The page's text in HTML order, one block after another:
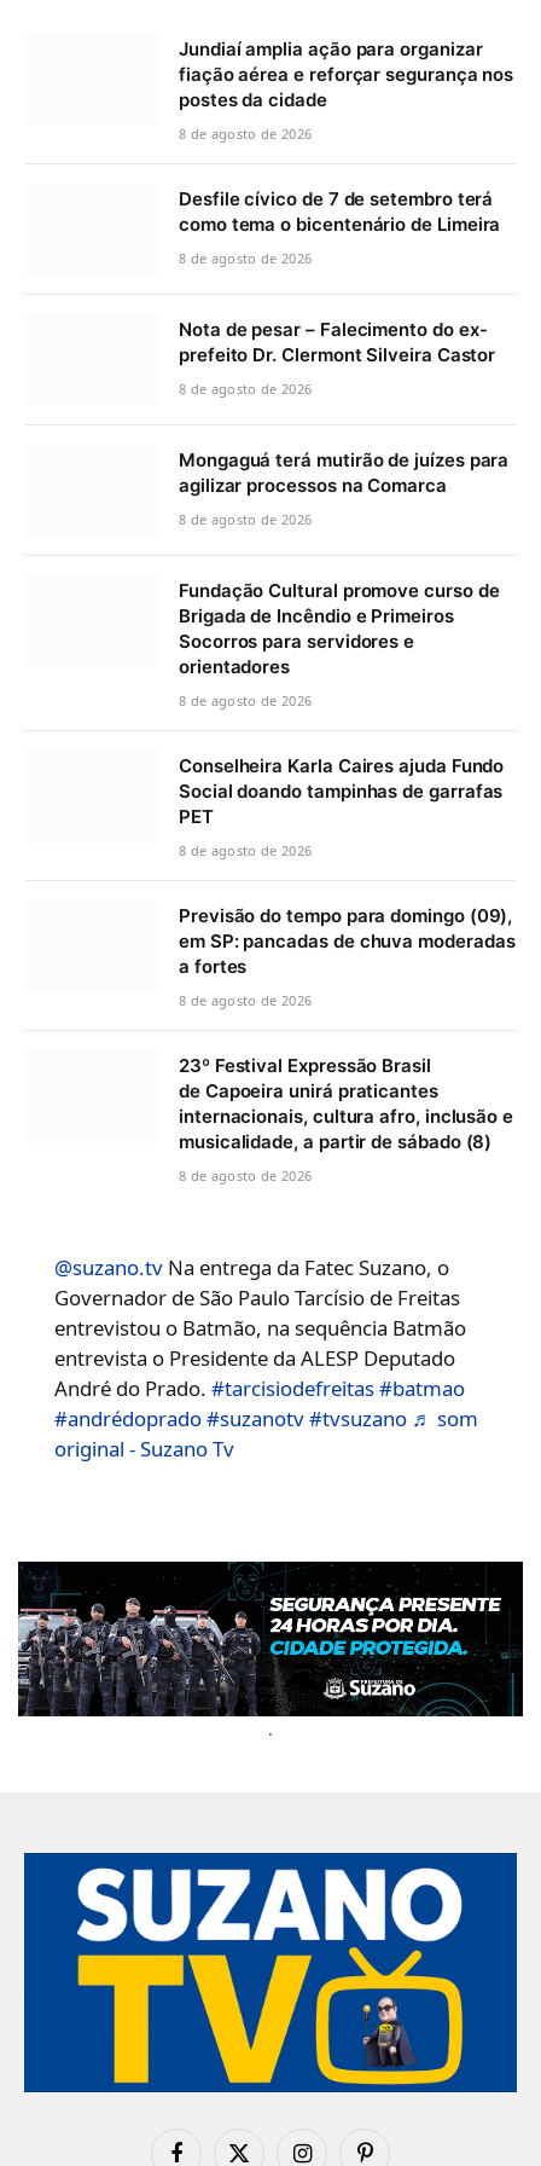
Jundiaí amplia ação para organizar
fiação aérea e reforçar segurança nos
postes da cidade
8 de agosto de 2026
Desfile cívico de 7 de setembro terá
como tema o bicentenário de Limeira
8 de agosto de 2026
Nota de pesar – Falecimento do ex-
prefeito Dr. Clermont Silveira Castor
8 de agosto de 2026
Mongaguá terá mutirão de juízes para
agilizar processos na Comarca
8 de agosto de 2026
Fundação Cultural promove curso de
Brigada de Incêndio e Primeiros
Socorros para servidores e
orientadores
8 de agosto de 2026
Conselheira Karla Caires ajuda Fundo
Social doando tampinhas de garrafas
PET
8 de agosto de 2026
Previsão do tempo para domingo (09),
em SP: pancadas de chuva moderadas
a fortes
8 de agosto de 2026
23º Festival Expressão Brasil
de Capoeira unirá praticantes
internacionais, cultura afro, inclusão e
musicalidade, a partir de sábado (8)
8 de agosto de 2026
@suzano.tv Na entrega da Fatec Suzano, o
Governador de São Paulo Tarcísio de Freitas
entrevistou o Batmão, na sequência Batmão
entrevista o Presidente da ALESP Deputado
André do Prado.#tarcisiodefreitas#batmao
#andrédoprado#suzanotv#tvsuzano ♬ som
original - Suzano Tv
.